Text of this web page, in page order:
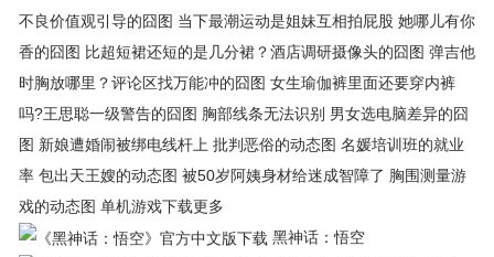
不良价值观引导的囧图 当下最潮运动是姐妹互相拍屁股 她哪儿有你
香的囧图 比超短裙还短的是几分裙？酒店调研摄像头的囧图 弹吉他
时胸放哪里？评论区找万能冲的囧图 女生瑜伽裤里面还要穿内裤
吗?王思聪一级警告的囧图 胸部线条无法识别 男女选电脑差异的囧
图 新娘遭婚闹被绑电线杆上 批判恶俗的动态图 名媛培训班的就业
率 包出天王嫂的动态图 被50岁阿姨身材给迷成智障了 胸围测量游
戏的动态图 单机游戏下载更多
黑神话：悟空